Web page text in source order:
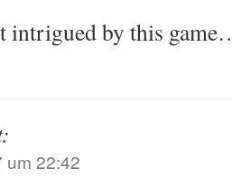
intrigued by this
um 22:42